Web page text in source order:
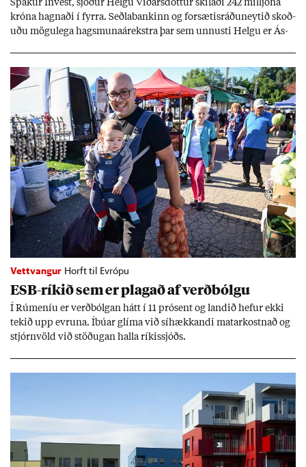
Spak­ur In­vest, sjóð­ur Helgu Við­ars­dótt­ur skil­aði 242 millj­óna
króna hagn­aði í fyrra. Seðla­bank­inn og for­sæt­is­ráðu­neyt­ið skoð­
uðu mögu­lega hags­muna­árekstra þar sem unnusti Helgu er Ás­
Vettvangur Horft til Evrópu
ESB-rík­ið sem er plag­að af verð­bólgu
Í Rúm­en­íu er verð­bólg­an hátt í 11 pró­sent og land­ið hef­ur ekki
tek­ið upp evr­una. Íbú­ar glíma við sí­hækk­andi mat­ar­kostn­að og
stjórn­völd við stöð­ug­an halla rík­is­sjóðs.